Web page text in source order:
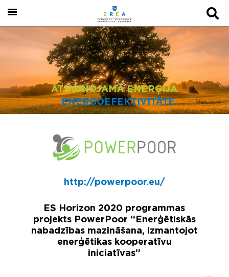
ATJAUNOJAMĀ ENERĢIJA
ENERGOEFEKTIVITĀTE
http://powerpoor.eu/
ES Horizon 2020 programmas
projekts PowerPoor “Enerģētiskās
nabadzības mazināšana, izmantojot
enerģētikas kooperatīvu
iniciatīvas”